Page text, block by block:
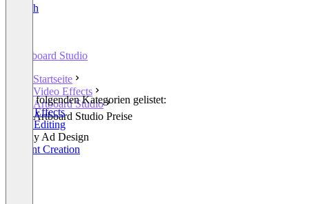
English
Artboard Studio
Startseite
Video Effects
Artboard Studio
Artboard Studio Preise
In den folgenden Kategorien gelistet:
Video Effects
Photo Editing
Display Ad Design
Content Creation